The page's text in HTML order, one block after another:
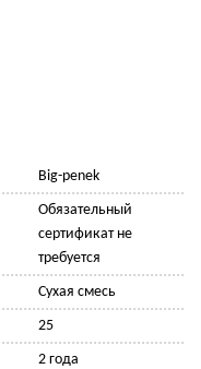
Big-penek
Обязательный
сертификат не
требуется
Сухая смесь
25
2 года